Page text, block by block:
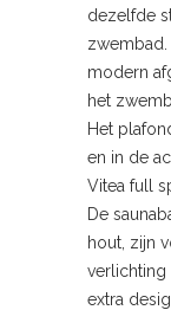
dezelfde
zwembad.
modern
het
Het
en in de
Vitea full
De
hout, zijn
verlichting
extra